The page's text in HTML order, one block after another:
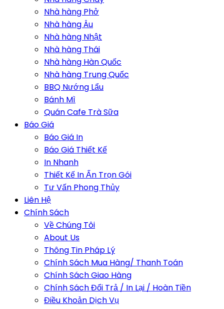
Nhà hàng Phở
Nhà hàng Âu
Nhà hàng Nhật
Nhà hàng Thái
Nhà hàng Hàn Quốc
Nhà hàng Trung Quốc
BBQ Nướng Lẩu
Bánh Mì
Quán Cafe Trà Sữa
Báo Giá
Báo Giá In
Báo Giá Thiết Kế
In Nhanh
Thiết Kế In Ấn Trọn Gói
Tư Vấn Phong Thủy
Liên Hệ
Chính Sách
Về Chúng Tôi
About Us
Thông Tin Pháp Lý
Chính Sách Mua Hàng/ Thanh Toán
Chính Sách Giao Hàng
Chính Sách Đổi Trả / In Lại / Hoàn Tiền
Điều Khoản Dịch Vụ